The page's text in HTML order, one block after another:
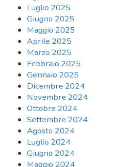
Luglio 2025
Giugno 2025
Maggio 2025
Aprile 2025
Marzo 2025
Febbraio 2025
Gennaio 2025
Dicembre 2024
Novembre 2024
Ottobre 2024
Settembre 2024
Agosto 2024
Luglio 2024
Giugno 2024
Maggio 2024